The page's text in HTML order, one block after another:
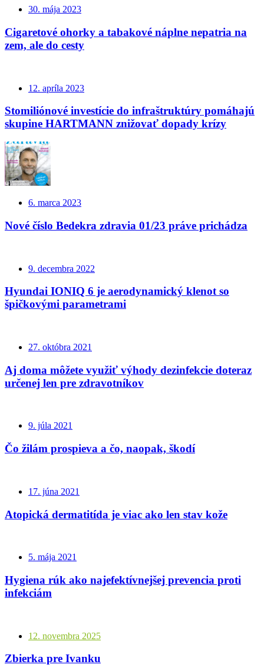
30. mája 2023
Cigaretové ohorky a tabakové náplne nepatria na
zem, ale do cesty
12. apríla 2023
Stomiliónové investície do infraštruktúry pomáhajú
skupine HARTMANN znižovať dopady krízy
6. marca 2023
Nové číslo Bedekra zdravia 01/23 práve prichádza
9. decembra 2022
Hyundai IONIQ 6 je aerodynamický klenot so
špičkovými parametrami
27. októbra 2021
Aj doma môžete využiť výhody dezinfekcie doteraz
určenej len pre zdravotníkov
9. júla 2021
Čo žilám prospieva a čo, naopak, škodí
17. júna 2021
Atopická dermatitída je viac ako len stav kože
5. mája 2021
Hygiena rúk ako najefektívnejšej prevencia proti
infekciám
12. novembra 2025
Zbierka pre Ivanku